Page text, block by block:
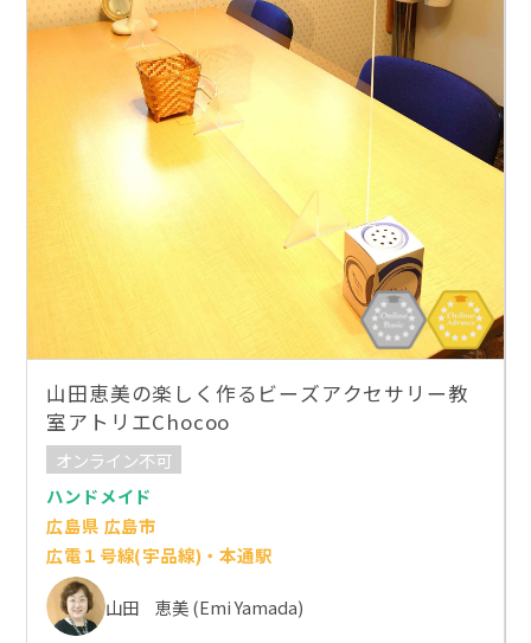
山田恵美の楽しく作るビーズアクセサリー教
室アトリエChocoo
オンライン不可
ハンドメイド
広島県 広島市
広電１号線(宇品線)・本通駅
山田 恵美 (Emi Yamada)